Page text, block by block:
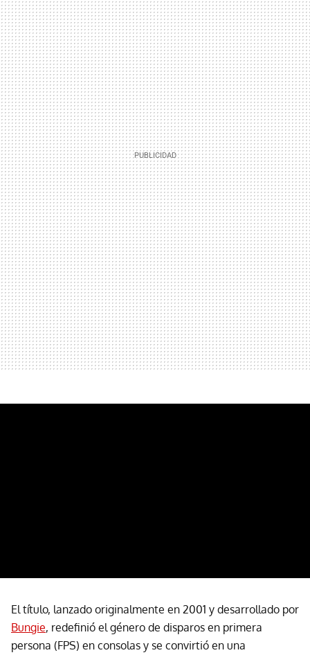
El título, lanzado originalmente en 2001 y desarrollado por
Bungie, redefinió el género de disparos en primera
persona (FPS) en consolas y se convirtió en una